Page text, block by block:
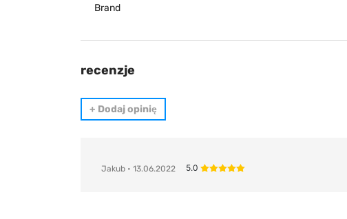
Brand
recenzje
+ Dodaj opinię
Jakub • 13.06.2022 5.0